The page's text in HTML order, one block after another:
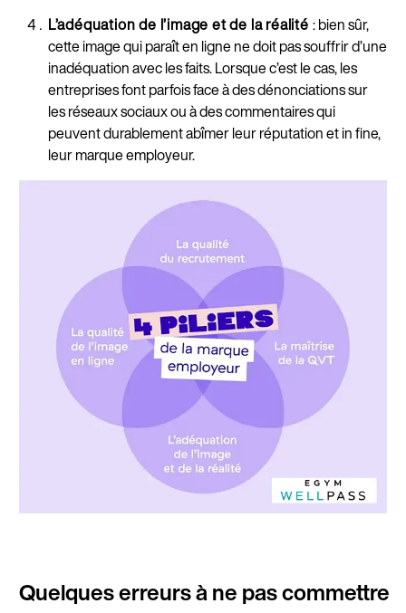
L’adéquation de l’image et de la réalité : bien sûr,
cette image qui paraît en ligne ne doit pas souffrir d’une
inadéquation avec les faits. Lorsque c’est le cas, les
entreprises font parfois face à des dénonciations sur
les réseaux sociaux ou à des commentaires qui
peuvent durablement abîmer leur réputation et in fine,
leur marque employeur.
Quelques erreurs à ne pas commettre